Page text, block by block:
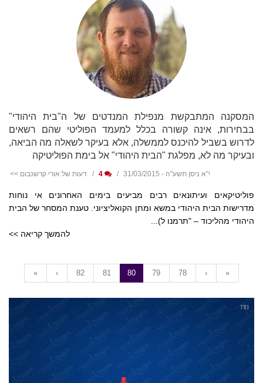
המסקנה המתבקשת מנפילת המנדטים של ה"בית היהודי"
בבחירות, אינה קשורה בכלל למעמד הפוליטי שהם רשאים
לדרוש בשביל להיכנס לממשלה, אלא בעיקר לשאלה מה הביאה,
ובעיקר מה לא, מפלגת "הבית היהודי" אל בימת הפוליטיקה
י"א ניסן תשע"ה - 31/03/2015 דעות של אורי קרשנבום >>
פוליטיקאים ועיתונאים רבים מביעים בימים האחרונים אי נוחות
מדרישות הבית היהודי במשא ומתן הקואליציוני. טענת המסחר של הבית
היהודי מהליכוד – "תרמנו ל)...
להמשך קריאה >>
»
›
78
79
80
81
82
‹
«